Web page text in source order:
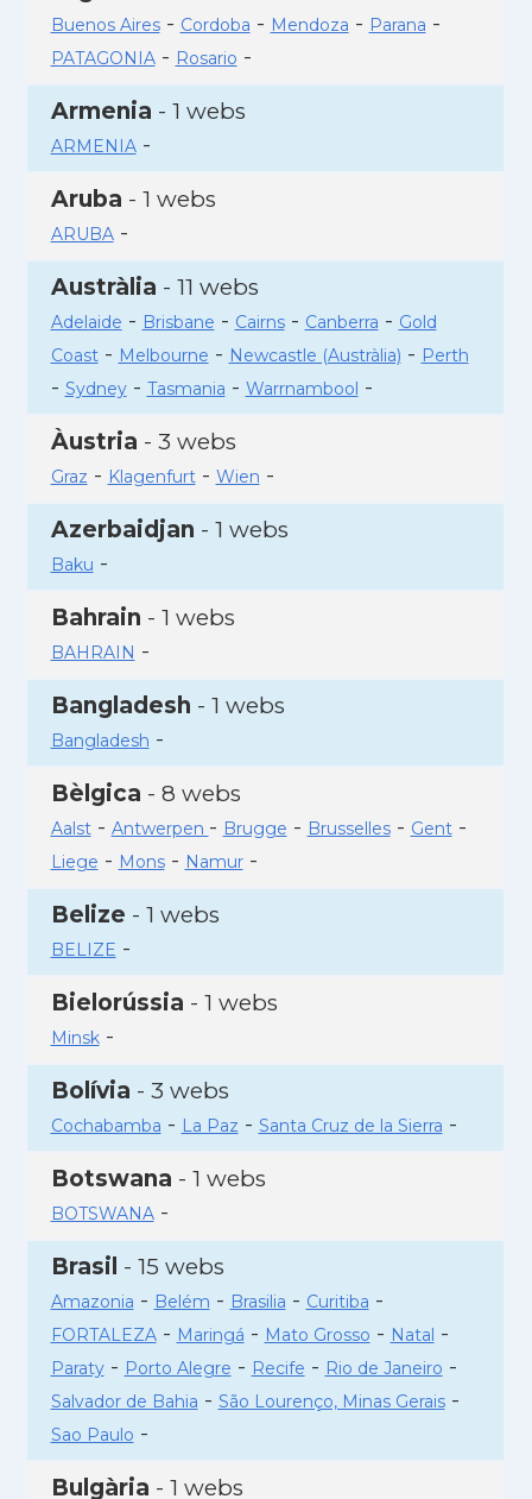
Buenos Aires- Cordoba - Mendoza - Parana -
PATAGONIA- Rosario -
Armenia - 1 webs
ARMENIA-
Aruba - 1 webs
ARUBA-
Austràlia - 11 webs
Adelaide - Brisbane - Cairns- Canberra - Gold
Coast- Melbourne - Newcastle (Austràlia) - Perth
- Sydney- Tasmania - Warrnambool -
Àustria - 3 webs
Graz - Klagenfurt- Wien -
Azerbaidjan - 1 webs
Baku -
Bahrain - 1 webs
BAHRAIN -
Bangladesh - 1 webs
Bangladesh -
Bèlgica - 8 webs
Aalst- Antwerpen - Brugge - Brusselles- Gent-
Liege - Mons- Namur-
Belize - 1 webs
BELIZE -
Bielorússia - 1 webs
Minsk-
Bolívia - 3 webs
Cochabamba - La Paz - Santa Cruz de la Sierra -
Botswana - 1 webs
BOTSWANA-
Brasil - 15 webs
Amazonia - Belém - Brasilia - Curitiba -
FORTALEZA- Maringá - Mato Grosso - Natal -
Paraty- Porto Alegre - Recife - Rio de Janeiro -
Salvador de Bahia - São Lourenço, Minas Gerais-
Sao Paulo -
Bulgària - 1 webs